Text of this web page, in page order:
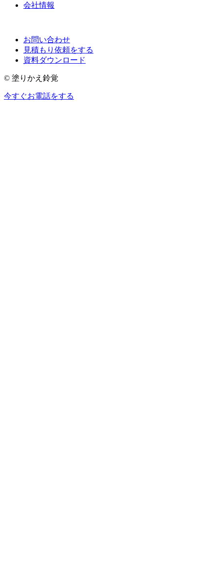
会社情報
お問い合わせ
見積もり依頼をする
資料ダウンロード
© 塗りかえ鈴覚
今すぐお電話をする